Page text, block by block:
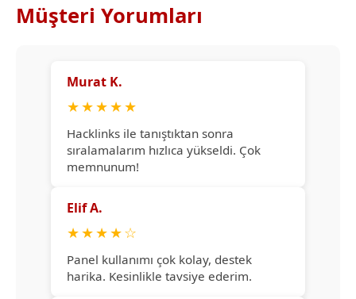
Müşteri Yorumları
Murat K.
★★★★★
Hacklinks ile tanıştıktan sonra
sıralamalarım hızlıca yükseldi. Çok
memnunum!
Elif A.
★★★★☆
Panel kullanımı çok kolay, destek
harika. Kesinlikle tavsiye ederim.